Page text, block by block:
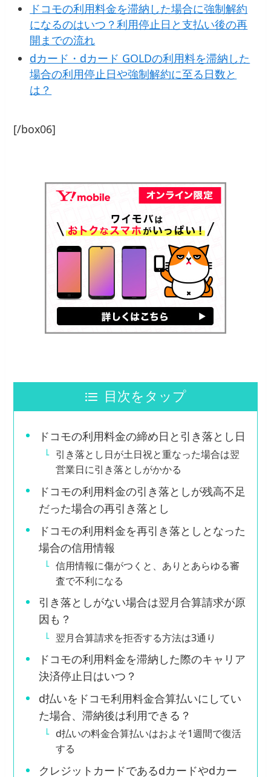
ドコモの利用料金を滞納した場合に強制解約
になるのはいつ？利用停止日と支払い後の再
開までの流れ
dカード・dカード GOLDの利用料を滞納した
場合の利用停止日や強制解約に至る日数と
は？
[/box06]
目次をタップ
ドコモの利用料金の締め日と引き落とし日
引き落とし日が土日祝と重なった場合は翌
営業日に引き落としがかかる
ドコモの利用料金の引き落としが残高不足
だった場合の再引き落とし
ドコモの利用料金を再引き落としとなった
場合の信用情報
信用情報に傷がつくと、ありとあらゆる審
査で不利になる
引き落としがない場合は翌月合算請求が原
因も？
翌月合算請求を拒否する方法は3通り
ドコモの利用料金を滞納した際のキャリア
決済停止日はいつ？
d払いをドコモ利用料金合算払いにしてい
た場合、滞納後は利用できる？
d払いの料金合算払いはおよそ1週間で復活
する
クレジットカードであるdカードやdカー